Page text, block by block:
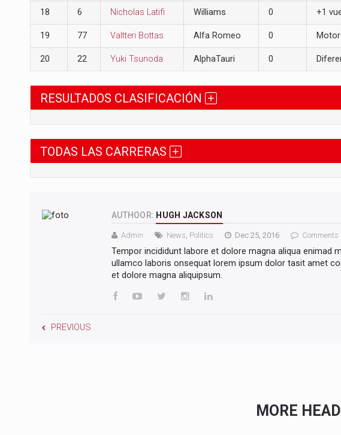
18 6 Nicholas Latifi Williams 0 +1
19 77 Valtteri Bottas Alfa Romeo 0 Motor
20 22 Yuki Tsunoda AlphaTauri 0
RESULTADOS CLASIFICACIÓN
TODAS LAS CARRERAS
AUTHOOR: HUGH JACKSON
Admin News, Politics Dec 25, 2016 Comments
Tempor incididunt labore et dolore magna aliqua enimad
ullamco laboris onsequat lorem ipsum dolor tasit amet
et dolore magna aliquipsum.
PREVIOUS
MORE